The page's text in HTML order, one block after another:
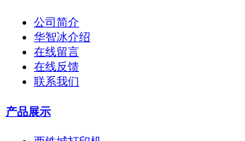
公司简介
华智冰介绍
在线留言
在线反馈
联系我们
产品展示